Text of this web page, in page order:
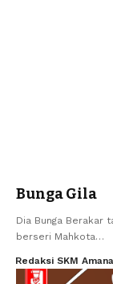
Bunga Gila
Dia Bunga Berakar
berseri Mahkota…
Redaksi SKM